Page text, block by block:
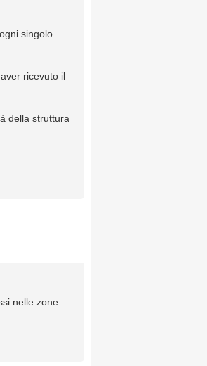
singolo
ricevuto il
della struttura
nelle zone